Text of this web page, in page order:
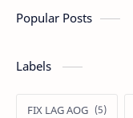
Popular Posts
Labels
FIX LAG AOG